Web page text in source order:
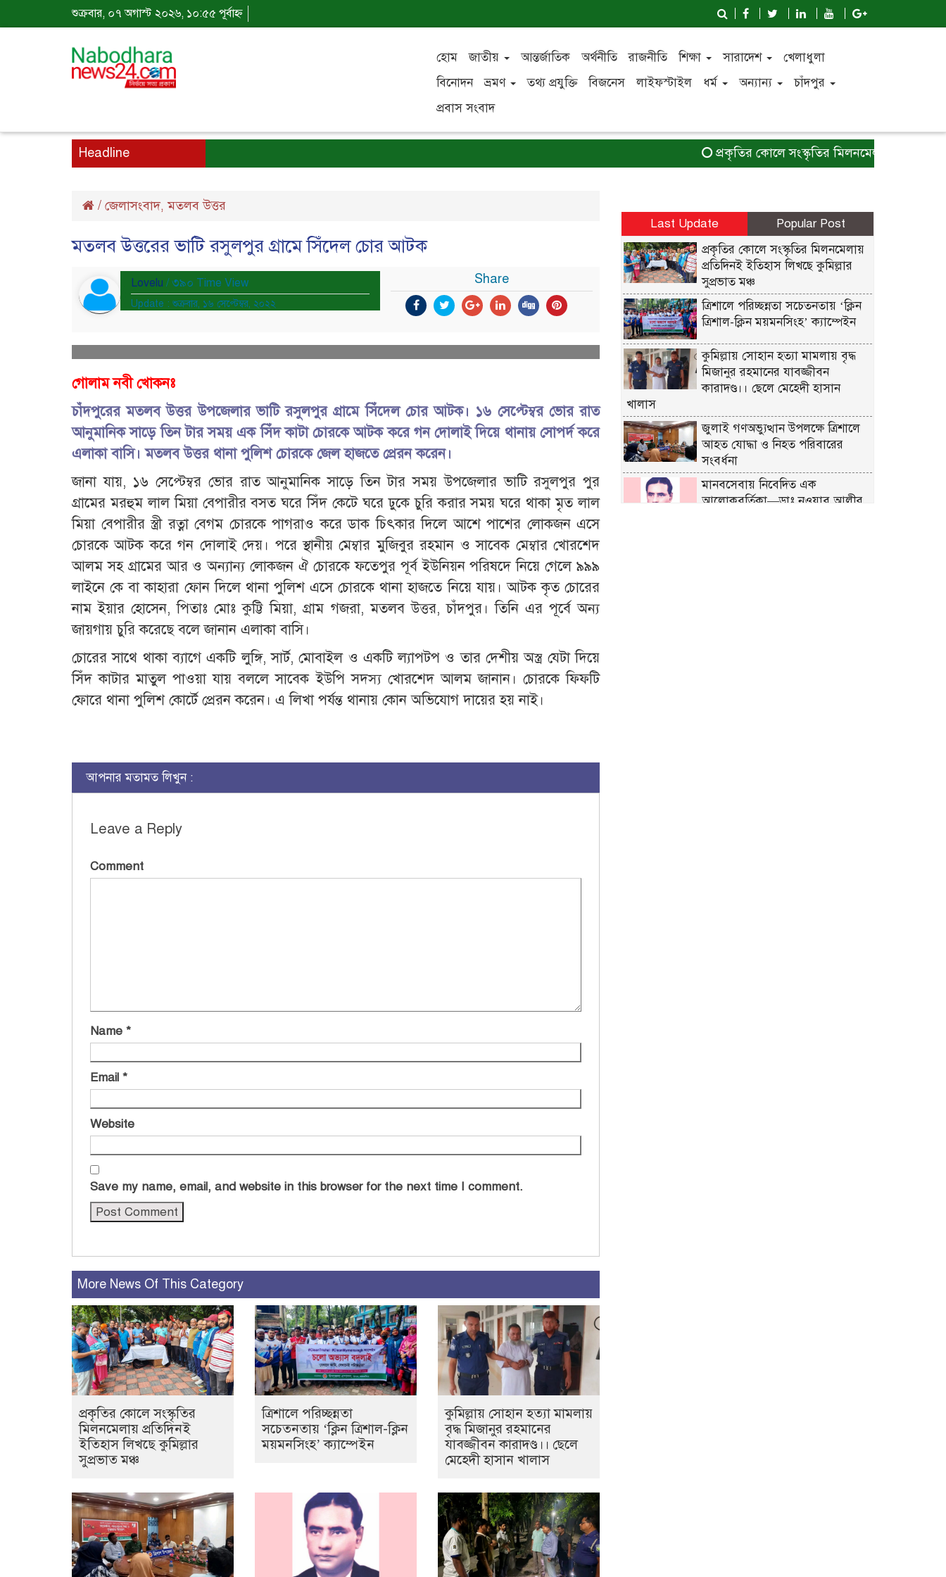
শুক্রবার, ০৭ অগাস্ট ২০২৬, ১০:৫৫ পূর্বাহ্ন
হোম জাতীয় আন্তর্জাতিক অর্থনীতি রাজনীতি শিক্ষা সারাদেশ
খেলাধুলা
বিনোদন
ভ্রমণ তথ্য প্রযুক্তি বিজনেস লাইফস্টাইল ধর্ম অন্যান্য
চাঁদপুর
প্রবাস সংবাদ
Headline প্রকৃতির কোলে সংস্কৃতির মিলনমেলায় প্রতিদিনই
/ জেলাসংবাদ,মতলব উত্তর
মতলব উত্তরের ভাটি রসুলপুর গ্রামে সিঁদেল চোর আটক
Lovelu / ৩৯০ Time View
Update : শুক্রবার, ১৬ সেপ্টেম্বর, ২০২২
Share
গোলাম নবী খোকনঃ
চাঁদপুরের মতলব উত্তর উপজেলার ভাটি রসুলপুর গ্রামে সিঁদেল চোর আটক। ১৬ সেপ্টেম্বর ভোর রাত
আনুমানিক সাড়ে তিন টার সময় এক সিঁদ কাটা চোরকে আটক করে গন দোলাই দিয়ে থানায় সোপর্দ করে
এলাকা বাসি। মতলব উত্তর থানা পুলিশ চোরকে জেল হাজতে প্রেরন করেন।
জানা যায়, ১৬ সেপ্টেম্বর ভোর রাত আনুমানিক সাড়ে তিন টার সময় উপজেলার ভাটি রসুলপুর পুর
গ্রামের মরহুম লাল মিয়া বেপারীর বসত ঘরে সিঁদ কেটে ঘরে ঢুকে চুরি করার সময় ঘরে থাকা মৃত লাল
মিয়া বেপারীর স্ত্রী রত্না বেগম চোরকে পাগরাও করে ডাক চিৎকার দিলে আশে পাশের লোকজন এসে
চোরকে আটক করে গন দোলাই দেয়। পরে স্থানীয় মেম্বার মুজিবুর রহমান ও সাবেক মেম্বার খোরশেদ
আলম সহ গ্রামের আর ও অন্যান্য লোকজন ঐ চোরকে ফতেপুর পূর্ব ইউনিয়ন পরিষদে নিয়ে গেলে ৯৯৯
লাইনে কে বা কাহারা ফোন দিলে থানা পুলিশ এসে চোরকে থানা হাজতে নিয়ে যায়। আটক কৃত চোরের
নাম ইয়ার হোসেন, পিতাঃ মোঃ কুট্টি মিয়া, গ্রাম গজরা, মতলব উত্তর, চাঁদপুর। তিনি এর পূর্বে অন্য
জায়গায় চুরি করেছে বলে জানান এলাকা বাসি।
চোরের সাথে থাকা ব্যাগে একটি লুঙ্গি, সার্ট, মোবাইল ও একটি ল্যাপটপ ও তার দেশীয় অস্ত্র যেটা দিয়ে
সিঁদ কাটার মাতুল পাওয়া যায় বললে সাবেক ইউপি সদস্য খোরশেদ আলম জানান। চোরকে ফিফটি
ফোরে থানা পুলিশ কোর্টে প্রেরন করেন। এ লিখা পর্যন্ত থানায় কোন অভিযোগ দায়ের হয় নাই।
আপনার মতামত লিখুন :
Leave a Reply
Comment
Name *
Email *
Website
Save my name, email, and website in this browser for the next time I comment.
More News Of This Category
প্রকৃতির কোলে সংস্কৃতির
মিলনমেলায় প্রতিদিনই
ইতিহাস লিখছে কুমিল্লার
সুপ্রভাত মঞ্চ
ত্রিশালে পরিচ্ছন্নতা
সচেতনতায় ‘ক্লিন ত্রিশাল-ক্লিন
ময়মনসিংহ’ ক্যাম্পেইন
কুমিল্লায় সোহান হত্যা মামলায়
বৃদ্ধ মিজানুর রহমানের
যাবজ্জীবন কারাদণ্ড।। ছেলে
মেহেদী হাসান খালাস
Last Update
Popular Post
প্রকৃতির কোলে সংস্কৃতির মিলনমেলায়
প্রতিদিনই ইতিহাস লিখছে কুমিল্লার
সুপ্রভাত মঞ্চ
ত্রিশালে পরিচ্ছন্নতা সচেতনতায় ‘ক্লিন
ত্রিশাল-ক্লিন ময়মনসিংহ’ ক্যাম্পেইন
কুমিল্লায় সোহান হত্যা মামলায় বৃদ্ধ
মিজানুর রহমানের যাবজ্জীবন
কারাদণ্ড।। ছেলে মেহেদী হাসান
খালাস
জুলাই গণঅভ্যুত্থান উপলক্ষে ত্রিশালে
আহত যোদ্ধা ও নিহত পরিবারের
সংবর্ধনা
মানবসেবায় নিবেদিত এক
আলোকবর্তিকা—ডাঃ নওয়াব আলীর